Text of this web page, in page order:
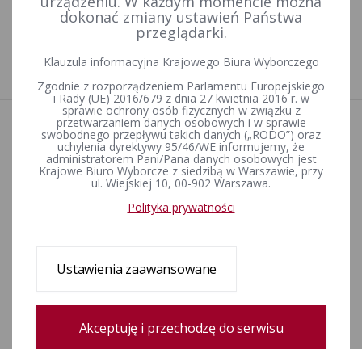
Aktualności
Wydarzenia
Informacje
Wyjaśnienia, stanowiska, komunikaty
Uchwały
Okręgi wyborcze i obwody głosowania
Archiwum
dokonać zmiany ustawień Państwa
przeglądarki.
Klauzula informacyjna Krajowego Biura Wyborczego
Zgodnie z rozporządzeniem Parlamentu Europejskiego
i Rady (UE) 2016/679 z dnia 27 kwietnia 2016 r. w
sprawie ochrony osób fizycznych w związku z
przetwarzaniem danych osobowych i w sprawie
swobodnego przepływu takich danych („RODO”) oraz
uchylenia dyrektywy 95/46/WE informujemy, że
administratorem Pani/Pana danych osobowych jest
Krajowe Biuro Wyborcze z siedzibą w Warszawie, przy
ul. Wiejskiej 10, 00-902 Warszawa.
Polityka prywatności
Ustawienia zaawansowane
Akceptuję i przechodzę do serwisu